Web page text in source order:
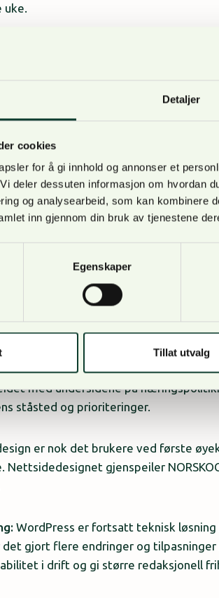
Detaljer
cookies
for å gi innhold og annonser et
deler dessuten informasjon om hvordan
og analysearbeid, som kan kombinere
inn gjennom din bruk av tjenestene
Egenskaper
Tillat utvalg
uke.
for skogbruket er stor – og økende.
å formidle fakta om skog og
kunne levere på denne målsettingen,
tilbakemelding på de nye
med nye nettsider.
på brukerinnsikt ligger vårt mest
være lett å navigere seg til i ny
med undersidene på
ståsted og prioriteringer.
er nok det brukere ved første
Nettsidedesignet gjenspeiler
WordPress er fortsatt teknisk
gjort flere endringer og tilpasninger
i drift og gi større redaksjonell